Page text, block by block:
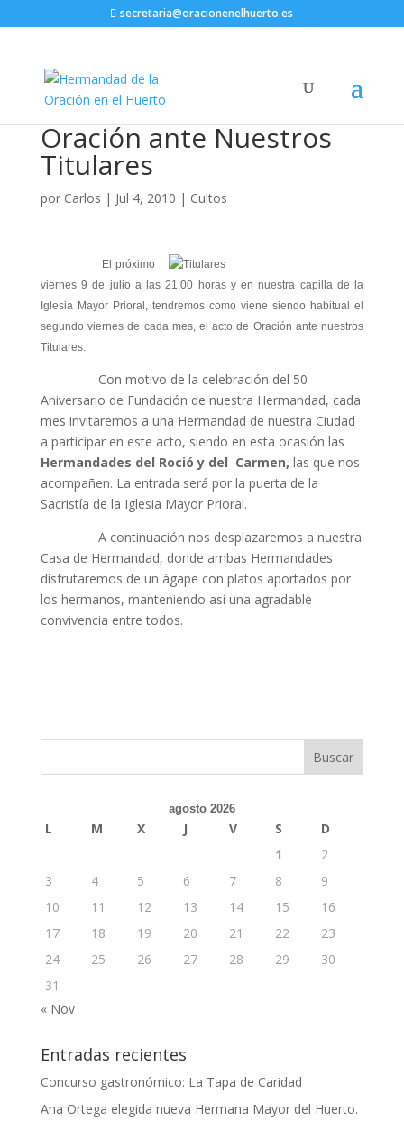
secretaria@oracionenelhuerto.es
Oración ante Nuestros
Titulares
por Carlos | Jul 4, 2010 | Cultos
El próximo
viernes 9 de julio a las 21:00 horas y en nuestra capilla de la
Iglesia Mayor Prioral, tendremos como viene siendo habitual el
segundo viernes de cada mes, el acto de Oración ante nuestros
Titulares.
Con motivo de la celebración del 50
Aniversario de Fundación de nuestra Hermandad, cada
mes invitaremos a una Hermandad de nuestra Ciudad
a participar en este acto, siendo en esta ocasión las
Hermandades del Roció y del Carmen, las que nos
acompañen. La entrada será por la puerta de la
Sacristía de la Iglesia Mayor Prioral.
A continuación nos desplazaremos a nuestra
Casa de Hermandad, donde ambas Hermandades
disfrutaremos de un ágape con platos aportados por
los hermanos, manteniendo así una agradable
convivencia entre todos.
agosto 2026
L M X J V S
D
1
2
3
4 5 6 7 8
9
10
11 12 13 14 15
16
17
18 19 20 21 22
23
24
25 26 27 28 29
30
31
« Nov
Entradas recientes
Concurso gastronómico: La Tapa de Caridad
Ana Ortega elegida nueva Hermana Mayor del Huerto.